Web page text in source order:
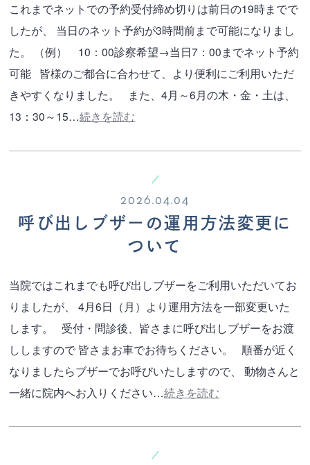
これまでネットでの予約受付締め切りは前日の19時までで
したが、 当日のネット予約が3時間前まで可能になりまし
た。 （例） 10：00診察希望→当日7：00までネット予約
可能 皆様のご都合に合わせて、より便利にご利用いただ
きやすくなりました。 また、4月～6月の木・金・土は、
13：30～15…続きを読む
2026.04.04
呼び出しブザーの運用方法変更に
ついて
当院ではこれまでも呼び出しブザーをご利用いただいてお
りましたが、 4月6日（月）より運用方法を一部変更いた
します。 受付・問診後、皆さまに呼び出しブザーをお渡
ししますので 皆さまお車でお待ちください。 順番が近く
なりましたらブザーでお呼びいたしますので、 動物さんと
一緒に院内へお入りください…続きを読む